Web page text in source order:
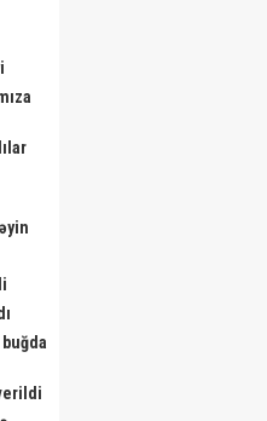
Həsənov yeni hərbi
baxış keçirdi - Fotolar